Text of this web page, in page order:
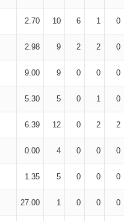
2.70 10 6 1 0
2.98 9 2 2 0
9.00 9 0 0 0
5.30 5 0 1 0
6.39 12 0 2 2
0.00 4 0 0 0
1.35 5 0 0 0
27.00 1 0 0 0